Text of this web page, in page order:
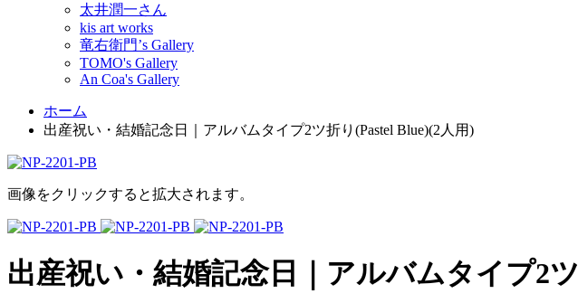
太井潤一さん
kis art works
竜右衛門’s Gallery
TOMO's Gallery
An Coa's Gallery
ホーム
出産祝い・結婚記念日｜アルバムタイプ2ツ折り(Pastel Blue)(2人用)
画像をクリックすると拡大されます。
出産祝い・結婚記念日｜アルバムタイプ2